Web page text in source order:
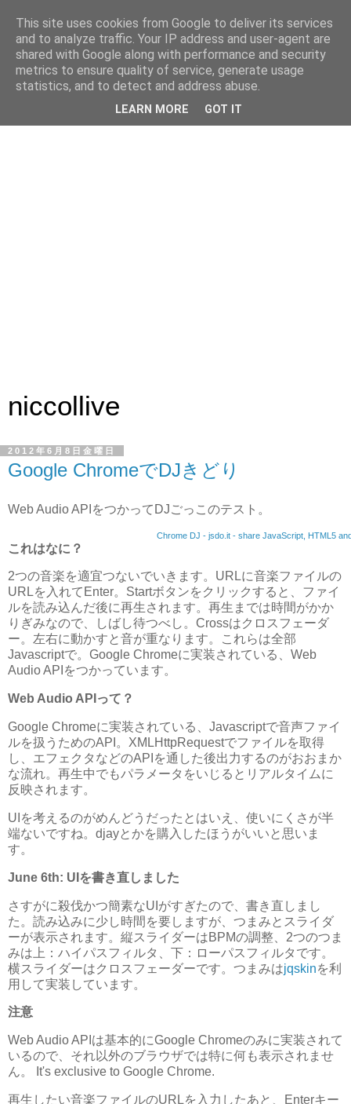
niccollive
2012年6月8日金曜日
Google ChromeでDJきどり
Web Audio APIをつかってDJごっこのテスト。
Chrome DJ - jsdo.it - share JavaScript, HTML5
これはなに？
2つの音楽を適宜つないでいきます。URLに音楽ファイルの
URLを入れてEnter。Startボタンをクリックすると、ファイ
ルを読み込んだ後に再生されます。再生までは時間がかか
りぎみなので、しばし待つべし。Crossはクロスフェーダ
ー。左右に動かすと音が重なります。これらは全部
Javascriptで。Google Chromeに実装されている、Web
Audio APIをつかっています。
Web Audio APIって？
Google Chromeに実装されている、Javascriptで音声ファイ
ルを扱うためのAPI。XMLHttpRequestでファイルを取得
し、エフェクタなどのAPIを通した後出力するのがおおまか
な流れ。再生中でもパラメータをいじるとリアルタイムに
反映されます。
UIを考えるのがめんどうだったとはいえ、使いにくさが半
端ないですね。djayとかを購入したほうがいいと思いま
す。
June 6th: UIを書き直しました
さすがに殺伐かつ簡素なUIがすぎたので、書き直しまし
た。読み込みに少し時間を要しますが、つまみとスライダ
ーが表示されます。縦スライダーはBPMの調整、2つのつま
みは上：ハイパスフィルタ、下：ローパスフィルタです。
横スライダーはクロスフェーダーです。つまみはjqskinを利
用して実装しています。
注意
Web Audio APIは基本的にGoogle Chromeのみに実装されて
いるので、それ以外のブラウザでは特に何も表示されませ
ん。 It's exclusive to Google Chrome.
再生したい音楽ファイルのURLを入力したあと、Enterキー
This site uses cookies from Google to deliver its services
and to analyze traffic. Your IP address and user-agent are
shared with Google along with performance and security
metrics to ensure quality of service, generate usage
statistics, and to detect and address abuse.
LEARN MORE GOT IT